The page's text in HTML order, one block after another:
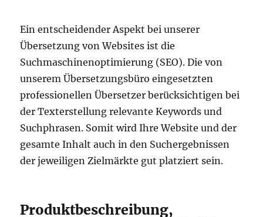
Ein entscheidender Aspekt bei unserer
Übersetzung von Websites ist die
Suchmaschinenoptimierung (SEO). Die von
unserem Übersetzungsbüro eingesetzten
professionellen Übersetzer berücksichtigen bei
der Texterstellung relevante Keywords und
Suchphrasen. Somit wird Ihre Website und der
gesamte Inhalt auch in den Suchergebnissen
der jeweiligen Zielmärkte gut platziert sein.
Produktbeschreibung,